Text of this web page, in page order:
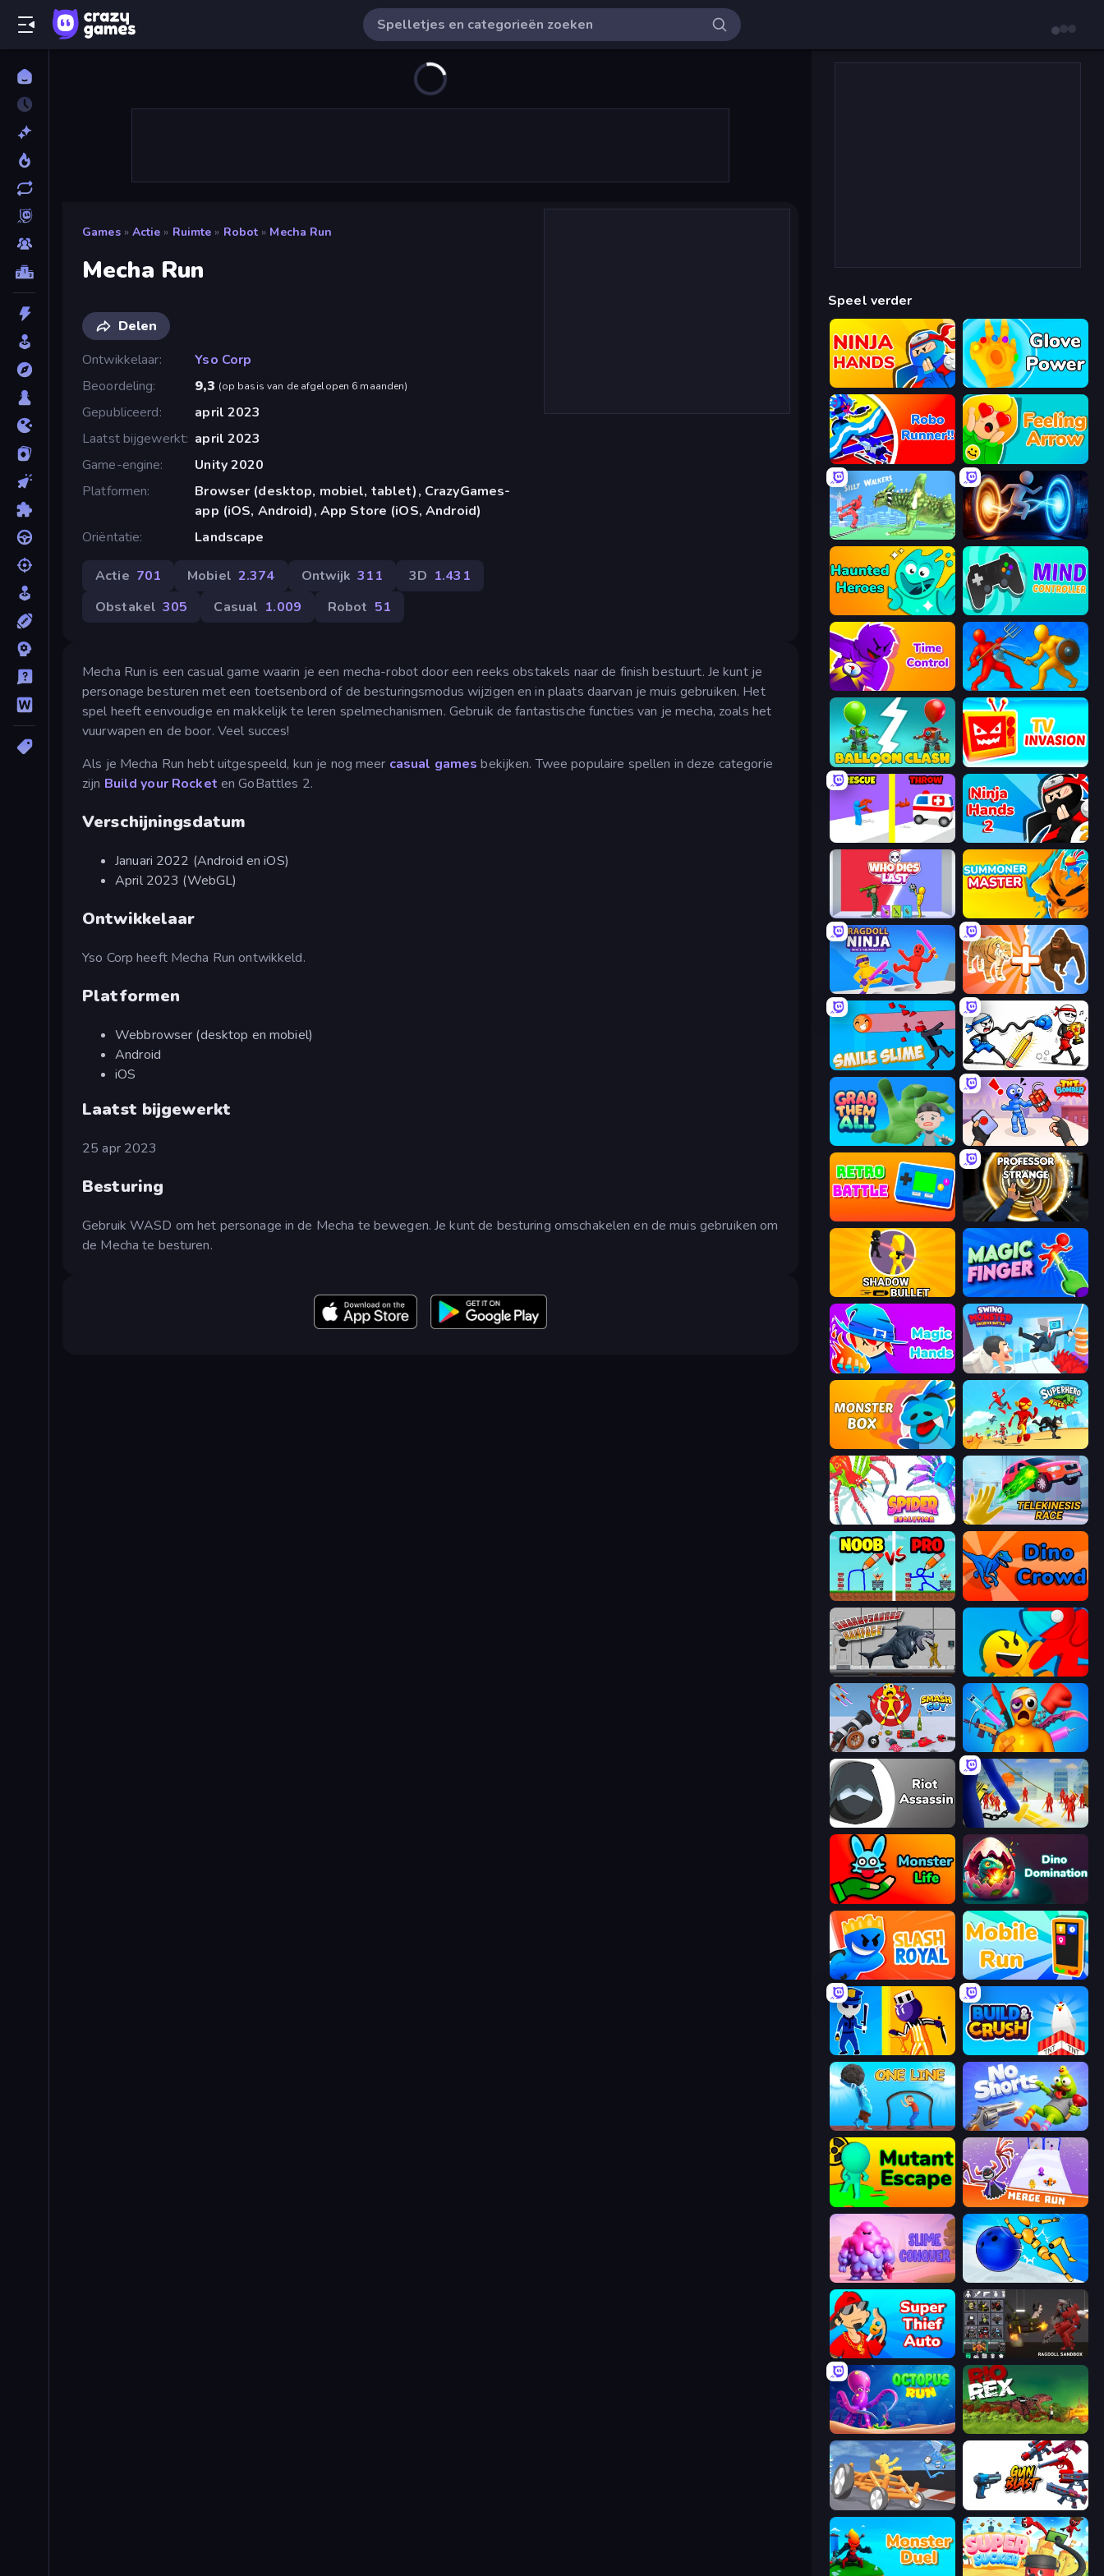
Games » Actie » Ruimte » Robot » Mecha Run
Mecha Run
Delen
Ontwikkelaar
Yso Corp
Beoordeling
9,3 (op basis van de afgelopen 6 maanden)
Gepubliceerd
april 2023
Laatst bijgewerkt april 2023
Game-engine
Unity 2020
Platformen
Browser (desktop, mobiel, tablet), CrazyGames-
app (iOS, Android), App Store (iOS, Android)
Oriëntatie
Landscape
Actie 701 Mobiel 2.374 Ontwijk 311 3D 1.431
Obstakel 305 Casual 1.009 Robot 51
Mecha Run is een casual game waarin je een mecha-robot door een reeks obstakels naar de finish bestuurt. Je kunt je
personage besturen met een toetsenbord of de besturingsmodus wijzigen en in plaats daarvan je muis gebruiken. Het
spel heeft eenvoudige en makkelijk te leren spelmechanismen. Gebruik de fantastische functies van je mecha, zoals het
vuurwapen en de boor. Veel succes!
Als je Mecha Run hebt uitgespeeld, kun je nog meer casual games bekijken. Twee populaire spellen in deze categorie
zijn Build your Rocket en GoBattles 2.
Verschijningsdatum
Januari 2022 (Android en iOS)
April 2023 (WebGL)
Ontwikkelaar
Yso Corp heeft Mecha Run ontwikkeld.
Platformen
Webbrowser (desktop en mobiel)
Android
iOS
Laatst bijgewerkt
25 apr 2023
Besturing
Gebruik WASD om het personage in de Mecha te bewegen. Je kunt de besturing omschakelen en de muis gebruiken om
de Mecha te besturen.
Speel verder
Ninja Hands Glove Power
Robo Runner Feeling Arrow
Silly Walkers Portal Escape
Haunted Heroes Mind Controller
Time Control! Epic Sword Battle! Fight in Arena
Balloon Clash TV Invasion
Rescue Throw Ninja Hands 2
Who Dies Last? Summoner Master
Ragdoll Ninja: Imposter Hero Animal DNA Run
Smile Slime Doodle Smash
Grab Them All TNT Bomber
Retro Battle Professor Strange
Shadow Bullet Magic Finger 3D
Magic Hands Swing Monster: Decisive Battle
Monster Box Superhero Race!
Spider Evolution: Runner Game Telekinesis Race 3D
DOP Noob: Draw to Save Dino Crowd
Sharkosaurus Rampage Riot Escape
Smash Guy: Ragdoll Punch Hero Fun Ragdoll Challenge!
Riot Assassin Slasher
Monster Life Dino Domination
Slash Royal Mobile Run
Build and Crush
One Line No Shorts
Mutant Escape Merge Run
Slime Conquer: Epic Battles Playground Man! Ragdoll Show!
Super Thief Auto Last Play: Ragdoll Sandbox
OctopusRun Rio Rex
Draw Crash Race